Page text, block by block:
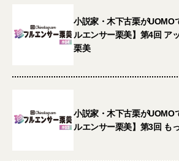
小説家・木下古栗がUOMO
ルエンサー栗美】第4回 ア
栗美
小説家・木下古栗がUOMO
ルエンサー栗美】第3回 も